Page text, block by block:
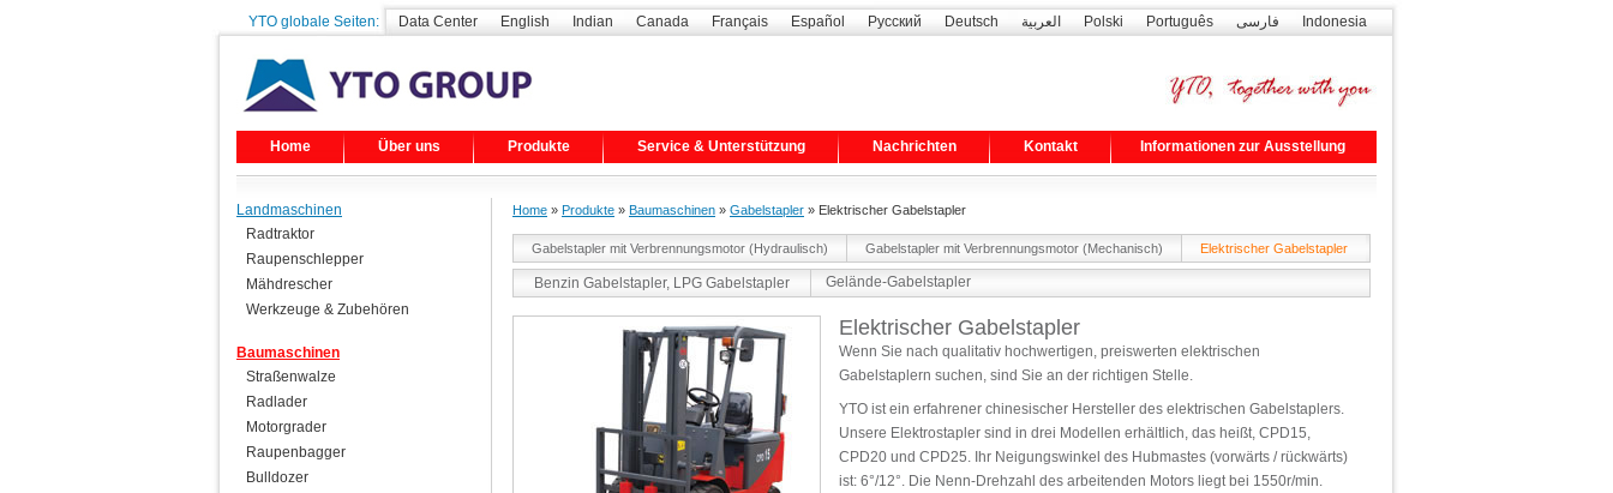
YTO globale Seiten: Data Center English Indian Canada Français Español Русский Deutsch العربية Polski Português فارسی Indonesia
Home Über uns Produkte Service & Unterstützung Nachrichten Kontakt Informationen zur Ausstellung
Home » Produkte » Baumaschinen » Gabelstapler » Elektrischer Gabelstapler
Gabelstapler mit Verbrennungsmotor (Hydraulisch) Gabelstapler mit Verbrennungsmotor (Mechanisch) Elektrischer Gabelstapler
Benzin Gabelstapler, LPG Gabelstapler Gelände-Gabelstapler
Elektrischer Gabelstapler
Wenn Sie nach qualitativ hochwertigen, preiswerten elektrischen
Gabelstaplern suchen, sind Sie an der richtigen Stelle.
YTO ist ein erfahrener chinesischer Hersteller des elektrischen Gabelstaplers.
Unsere Elektrostapler sind in drei Modellen erhältlich, das heißt, CPD15,
CPD20 und CPD25. Ihr Neigungswinkel des Hubmastes (vorwärts / rückwärts)
ist: 6°/12°. Die Nenn-Drehzahl des arbeitenden Motors liegt bei 1550r/min.
Landmaschinen
Radtraktor
Raupenschlepper
Mähdrescher
Werkzeuge & Zubehören
Baumaschinen
Straßenwalze
Radlader
Motorgrader
Raupenbagger
Bulldozer